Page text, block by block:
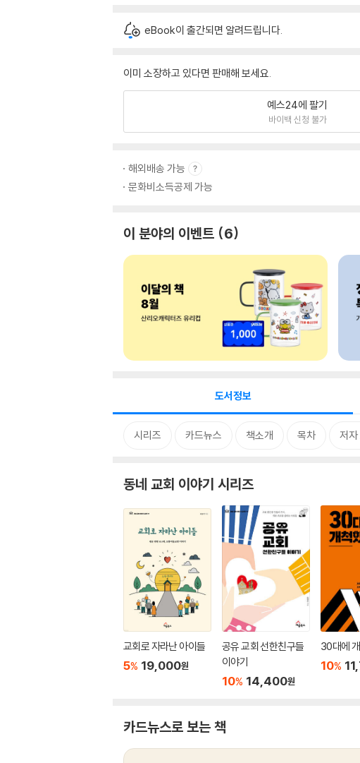
eBook이 출간되면 알려드립니다.
이미 소장하고 있다면 판매해 보세요.
예스24에 팔기
바이백 신청 불가
해외배송 가능
문화비소득공제 가능
이 분야의 이벤트 6
도서정보
시리즈 카드뉴스 책소개 목차 저자
동네 교회 이야기 시리즈
교회로 자라난 아이들
5% 19,000원
공유 교회 선한친구들
이야기
10% 14,400원
30대에
10%
카드뉴스로 보는 책